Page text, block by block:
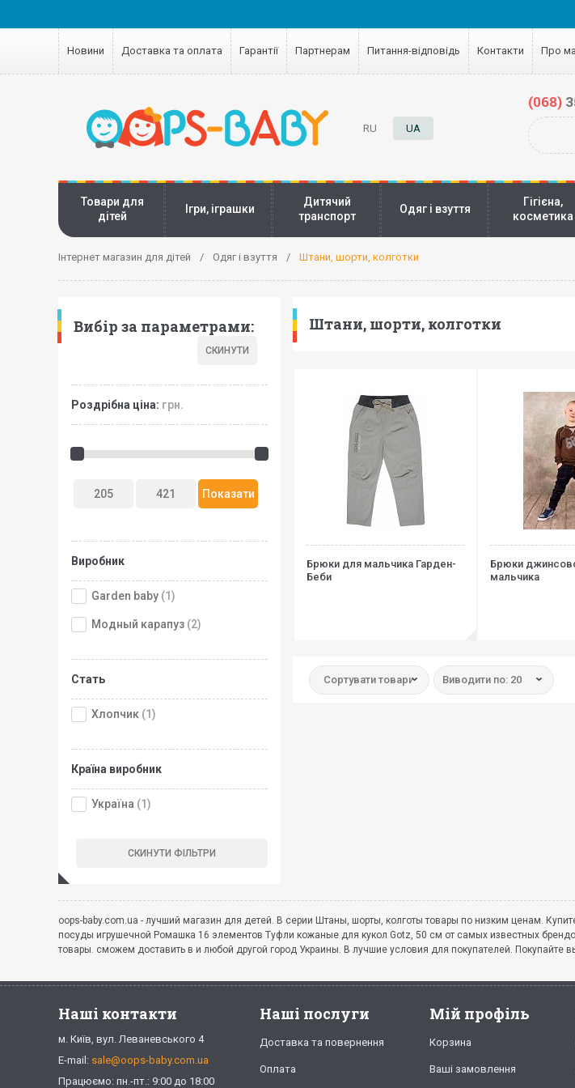
Новини Доставка та оплата Гарантії Партнерам Питання-відповідь Контакти Про
RU UA
(068)
Товари для
дітей
Ігри, іграшки
Дитячий
транспорт
Одяг і взуття
Гігієна,
косметика
Інтернет магазин для дітей Одяг і взуття Штани, шорти, колготки
Вибір за параметрами:
Роздрібна ціна: грн.
Виробник
Garden baby (1)
Модный карапуз (2)
Стать
Хлопчик (1)
Країна виробник
Україна (1)
Штани, шорти, колготки
Брюки для мальчика Гарден-
Беби
Брюки
мальчика
Сортувати товари: Виводити по: 20
oops-baby.com.ua - лучший магазин для детей. В серии Штаны, шорты, колготы товары по низким ценам.
посуды игрушечной Ромашка 16 элементов Туфли кожаные для кукол Gotz, 50 см от самых известных
товары. сможем доставить в и любой другой город Украины. В лучшие условия для покупателей. Покупайте
Наші контакти
м. Київ, вул. Леваневського 4
E-mail: sale@oops-baby.com.ua
Працюємо: пн.-пт.: 9:00 до 18:00
Наші послуги
Доставка та повернення
Оплата
Мій профіль
Корзина
Ваші замовлення